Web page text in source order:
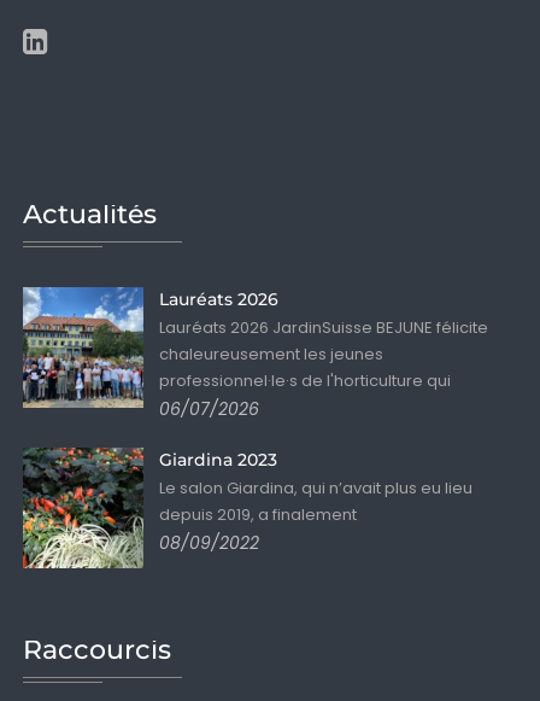
Actualités
Lauréats 2026
Lauréats 2026 JardinSuisse BEJUNE félicite
chaleureusement les jeunes
professionnel·le·s de l'horticulture qui
06/07/2026
Giardina 2023
Le salon Giardina, qui n’avait plus eu lieu
depuis 2019, a finalement
08/09/2022
Raccourcis